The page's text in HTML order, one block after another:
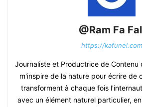
@Ram Fa
https://kafunel.com
Journaliste et Productrice de Contenu
m'inspire de la nature pour écrire de
transforment à chaque fois
avec un élément naturel particulier,